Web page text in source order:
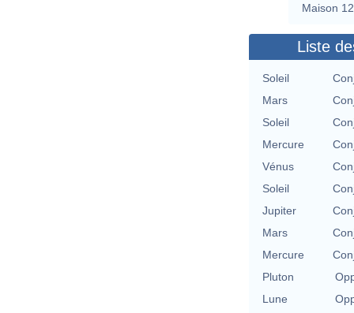
Maison 12
Liste
Soleil
Mars
Soleil
Mercure
Vénus
Soleil
Jupiter
Mars
Mercure
Pluton
Lune